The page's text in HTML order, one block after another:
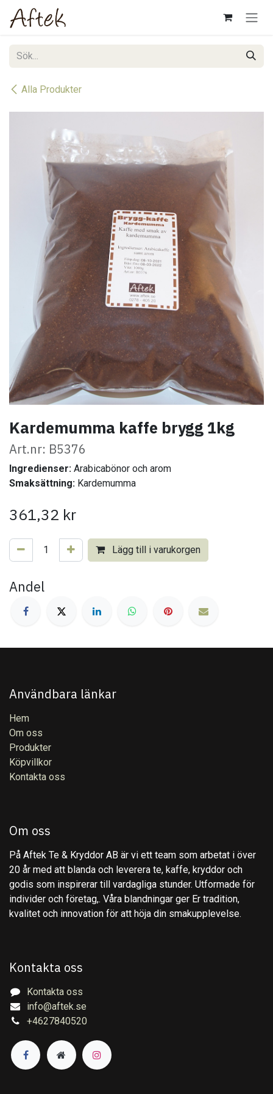
Hoppa till innehåll
Alla Produkter
Kardemumma kaffe brygg 1kg
Art.nr: B5376
Ingredienser: Arabicabönor och arom
Smaksättning: Kardemumma
361,32 kr
Lägg till i varukorgen
Andel
Användbara länkar
Hem
Om oss
Produkter
Köpvillkor
Kontakta oss
Om oss
På Aftek Te & Kryddor AB är vi ett team som arbetat i över
20 år med att blanda och leverera te, kaffe, kryddor och
godis som inspirerar till vardagliga stunder. Utformade för
individer och företag,. Våra blandningar ger Er tradition,
kvalitet och innovation för att höja din smakupplevelse.
Kontakta oss
Kontakta oss
info@aftek.se
+4627840520